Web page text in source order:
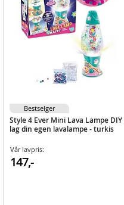
Style 4 Ever Mini Lava Lampe DIY
lag din egen lavalampe - turkis
Vår lavpris:
147,-
Bestselger